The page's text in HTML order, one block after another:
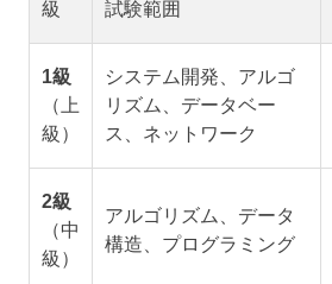
級 試験範囲
1級
（上
級）
システム開発、アルゴ
リズム、データベー
ス、ネットワーク
2級
（中
級）
アルゴリズム、データ
構造、プログラミング